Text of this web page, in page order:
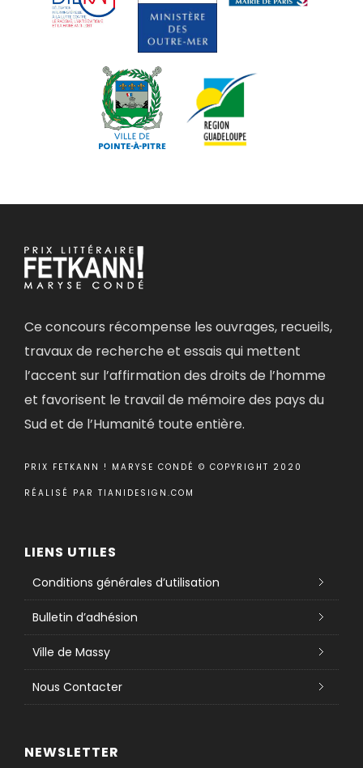
Ce concours récompense les ouvrages, recueils,
travaux de recherche et essais qui mettent
l’accent sur l’affirmation des droits de l’homme
et favorisent le travail de mémoire des pays du
Sud et de l’Humanité toute entière.
PRIX FETKANN ! MARYSE CONDÉ © COPYRIGHT 2020
RÉALISÉ PAR TIANIDESIGN.COM
LIENS UTILES
Conditions générales d’utilisation
Bulletin d’adhésion
Ville de Massy
Nous Contacter
NEWSLETTER